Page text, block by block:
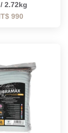
2.72kg
990